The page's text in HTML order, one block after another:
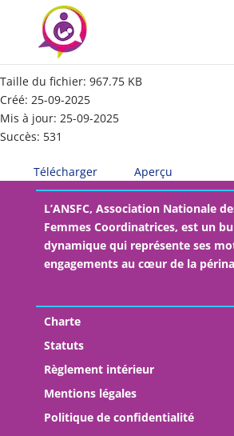
RI 2025 valide
Taille du fichier: 967.75 KB
Créé: 25-09-2025
Mis à jour: 25-09-2025
Succès: 531
Télécharger Aperçu
L’ANSFC, Association Nationale
Femmes Coordinatrices, est un
dynamique qui représente ses
engagements au cœur de la
Charte
Statuts
Règlement intérieur
Mentions légales
Politique de confidentialité